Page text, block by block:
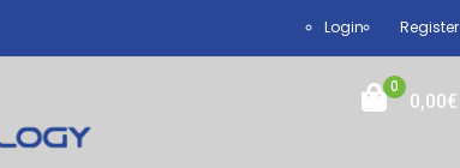
Login Register
0
0,00€